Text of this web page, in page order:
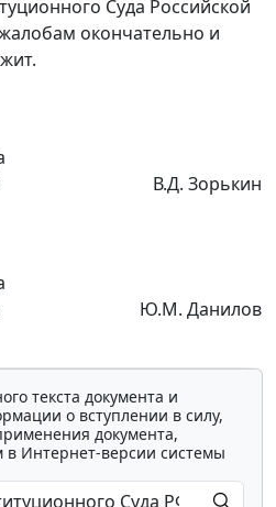
Суда Российской
окончательно и
В.Д. Зорькин
Ю.М. Данилов
текста документа и
о вступлении в силу,
документа,
в Интернет-версии системы